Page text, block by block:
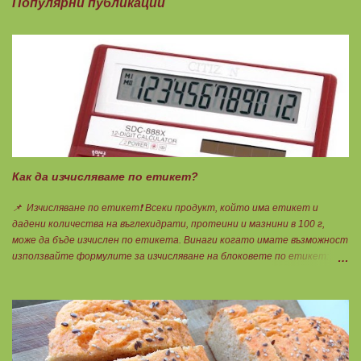
Популярни публикации
Как да изчисляваме по етикет?
📌 Изчисляване по етикет❗ Всеки продукт, който има етикет и
дадени количества на въглехидрати, протеини и мазнини в 100 г,
може да бъде изчислен по етикета. Винаги когато имате възможност
използвайте формулите за изчисляване на блоковете по етикет:
въглехидрати в 100 г = количеството въглехидрати за 1 блок.
Мазнини: 150 : количеството мазнини в 100 г продукт = мазнините за
1 блок.